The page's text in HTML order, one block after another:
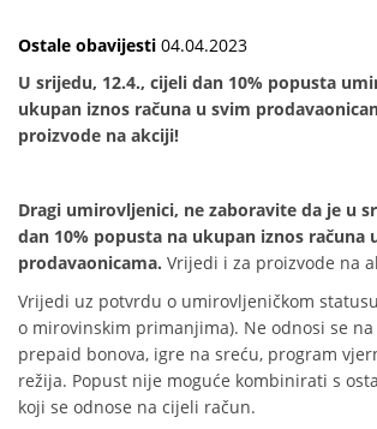
Ostale obavijesti 04.04.2023
U srijedu, 12.4., cijeli dan 10% popusta
ukupan iznos računa u svim
proizvode na akciji!
Dragi umirovljenici, ne zaboravite da je u
dan 10% popusta na ukupan iznos računa
prodavaonicama. Vrijedi i za proizvode na
Vrijedi uz potvrdu o umirovljeničkom
o mirovinskim primanjima). Ne odnosi se
prepaid bonova, igre na sreću, program
režija. Popust nije moguće kombinirati s
koji se odnose na cijeli račun.